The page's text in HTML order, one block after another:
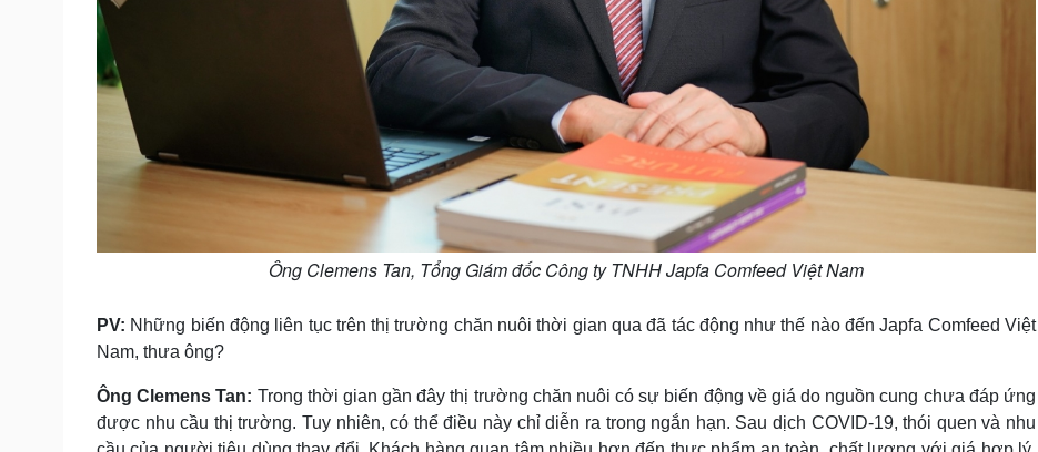
Ông Clemens Tan, Tổng Giám đốc Công ty TNHH Japfa Comfeed Việt Nam
PV: Những biến động liên tục trên thị trường chăn nuôi thời gian qua đã tác động như thế nào đến Japfa Comfeed Việt
Nam, thưa ông?
Ông Clemens Tan: Trong thời gian gần đây thị trường chăn nuôi có sự biến động về giá do nguồn cung chưa đáp ứng
được nhu cầu thị trường. Tuy nhiên, có thể điều này chỉ diễn ra trong ngắn hạn. Sau dịch COVID-19, thói quen và nhu